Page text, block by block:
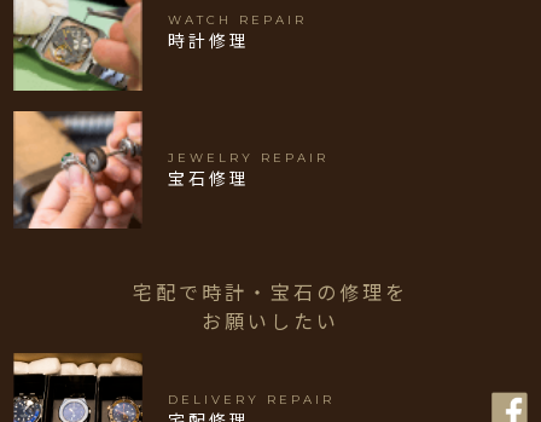
WATCH REPAIR
時計修理
JEWELRY REPAIR
宝石修理
宅配で時計・宝石の修理を
お願いしたい
DELIVERY REPAIR